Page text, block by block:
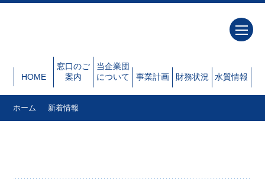
HOME
窓口のご
案内
当企業団
について
事業計画 財務状況 水質情報
ホーム 新着情報